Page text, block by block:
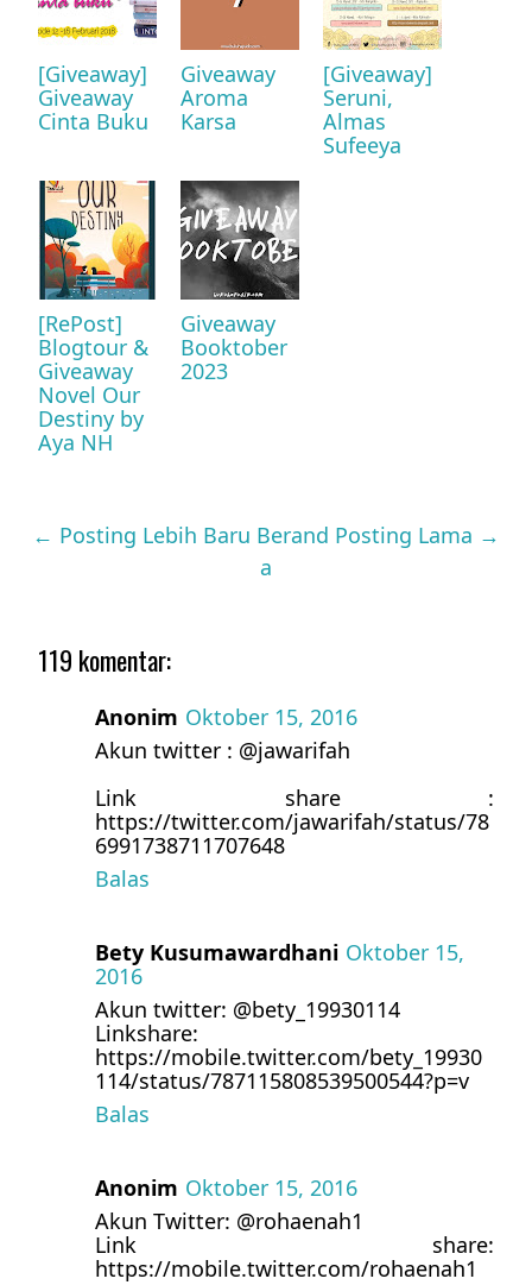
[Giveaway]
Giveaway
Cinta Buku
Giveaway
Aroma
Karsa
[Giveaway]
Seruni,
Almas
Sufeeya
[RePost]
Blogtour &
Giveaway
Novel Our
Destiny by
Aya NH
Giveaway
Booktober
2023
← Posting Lebih Baru Posting Lama →
Berand
a
119 komentar:
Anonim Oktober 15, 2016
Akun twitter : @jawarifah
Link share :
https://twitter.com/jawarifah/status/78
6991738711707648
Balas
Bety Kusumawardhani Oktober 15,
2016
Akun twitter: @bety_19930114
Linkshare:
https://mobile.twitter.com/bety_19930
114/status/787115808539500544?p=v
Balas
Anonim Oktober 15, 2016
Akun Twitter: @rohaenah1
Link share:
https://mobile.twitter.com/rohaenah1